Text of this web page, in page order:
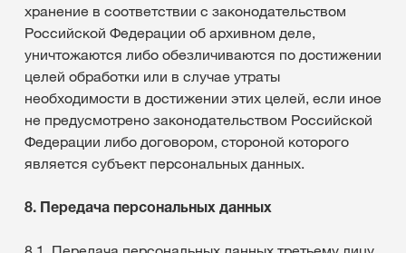
хранение в соответствии с законодательством
Российской Федерации об архивном деле,
уничтожаются либо обезличиваются по достижении
целей обработки или в случае утраты
необходимости в достижении этих целей, если иное
не предусмотрено законодательством Российской
Федерации либо договором, стороной которого
является субъект персональных данных.
8. Передача персональных данных